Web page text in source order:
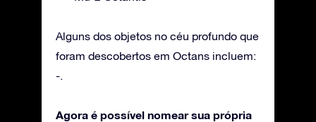
Alguns dos objetos no céu profundo que
foram descobertos em Octans incluem:
-.
Agora é possível nomear sua própria